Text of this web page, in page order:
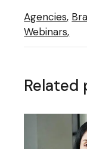
Agencies
Webinars
Related